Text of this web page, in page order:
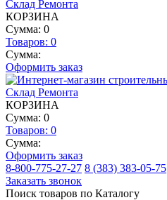
КОРЗИНА
Сумма: 0
Товаров: 0
Сумма:
Оформить заказ
КОРЗИНА
Сумма: 0
Товаров: 0
Сумма:
Оформить заказ
8-800-775-27-27 8 (383) 383-05-75
Заказать звонок
Поиск товаров по Каталогу